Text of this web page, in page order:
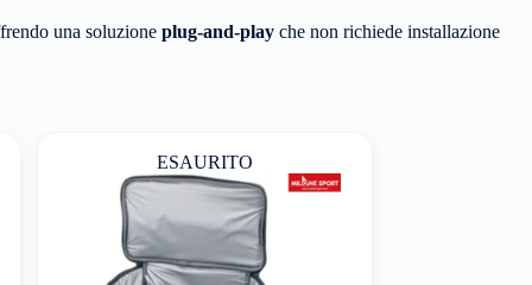
una soluzione plug-and-play che non richiede installazione
ESAURITO